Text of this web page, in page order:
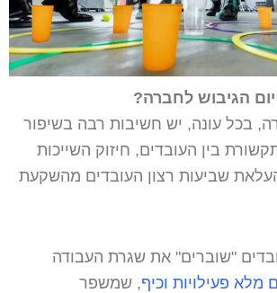
הגיבוש לחברה?
בכל עונה, יש חשיבות רבה בשיפור
בין העובדים, חיזוק השייכות
שביעות רצון העובדים מהשקעת
"שוברים" את שגרת העבודה
מלא פעילויות וכיף, שמשפר